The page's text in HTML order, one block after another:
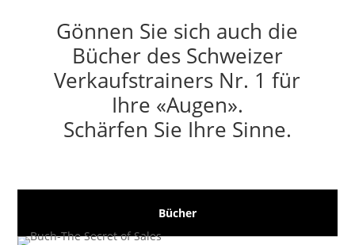
Gönnen Sie sich auch die
Bücher des Schweizer
Verkaufstrainers Nr. 1 für
Ihre «Augen».
Schärfen Sie Ihre Sinne.
Bücher